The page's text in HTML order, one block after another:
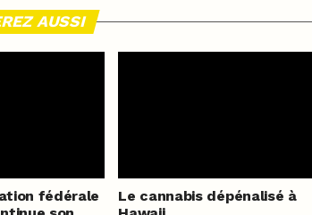
AUSSI
fédérale
Le cannabis dépénalisé à